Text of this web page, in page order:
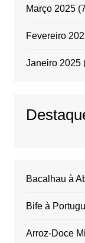
Março 2025
Fevereiro
Janeiro 2025
Bacalhau à
Bife à
Arroz-Doce